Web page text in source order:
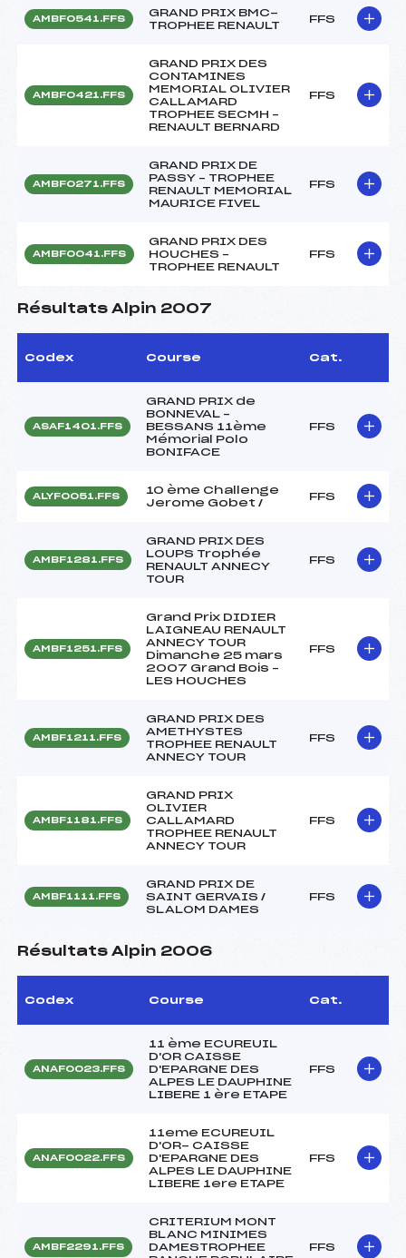
AMBF0541.FFS
GRAND PRIX BMC-
TROPHEE RENAULT
FFS
AMBF0421.FFS
GRAND PRIX DES
CONTAMINES
MEMORIAL OLIVIER
CALLAMARD
TROPHEE SECMH –
RENAULT BERNARD
FFS
AMBF0271.FFS
GRAND PRIX DE
PASSY – TROPHEE
RENAULT MEMORIAL
MAURICE FIVEL
FFS
AMBF0041.FFS
GRAND PRIX DES
HOUCHES –
TROPHEE RENAULT
FFS
Résultats Alpin 2007
Codex Course Cat.
ASAF1401.FFS
GRAND PRIX de
BONNEVAL –
BESSANS 11ème
Mémorial Polo
BONIFACE
FFS
ALYF0051.FFS
10 ème Challenge
Jerome Gobet /
FFS
AMBF1281.FFS
GRAND PRIX DES
LOUPS Trophée
RENAULT ANNECY
TOUR
FFS
AMBF1251.FFS
Grand Prix DIDIER
LAIGNEAU RENAULT
ANNECY TOUR
Dimanche 25 mars
2007 Grand Bois –
LES HOUCHES
FFS
AMBF1211.FFS
GRAND PRIX DES
AMETHYSTES
TROPHEE RENAULT
ANNECY TOUR
FFS
AMBF1181.FFS
GRAND PRIX
OLIVIER
CALLAMARD
TROPHEE RENAULT
ANNECY TOUR
FFS
AMBF1111.FFS
GRAND PRIX DE
SAINT GERVAIS /
SLALOM DAMES
FFS
Résultats Alpin 2006
Codex Course Cat.
ANAF0023.FFS
11 ème ECUREUIL
D'OR CAISSE
D'EPARGNE DES
ALPES LE DAUPHINE
LIBERE 1 ère ETAPE
FFS
ANAF0022.FFS
11eme ECUREUIL
D'OR- CAISSE
D'EPARGNE DES
ALPES LE DAUPHINE
LIBERE 1ere ETAPE
FFS
AMBF2291.FFS
CRITERIUM MONT
BLANC MINIMES
DAMESTROPHEE
FFS